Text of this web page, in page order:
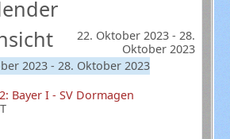
22. Oktober 2023 - 28.
Oktober 2023
2023 - 28. Oktober 2023
Bayer I - SV Dormagen